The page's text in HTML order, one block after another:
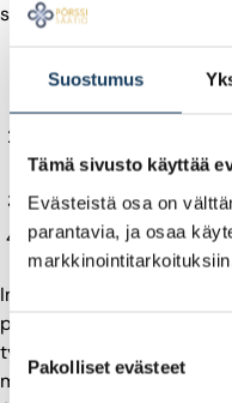
Suostumus
Tämä sivusto käyttää
Evästeistä osa on
parantavia, ja osaa
valinta
Pakolliset evästeet
sijoittajana:
Poissulje toimialat,
vaikuttaa
Sijoita kohteisiin, jotka
Muista vastuullisuus
Indeksisijoittamista voi
passiivisilla
tyypillisesti se, että
merkittävästi pienempiä